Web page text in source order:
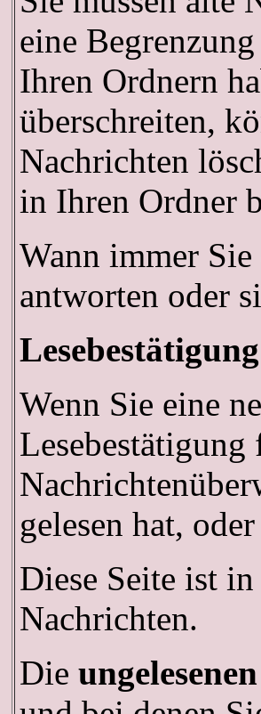
eine
Ihren Ordnern
überschreiten,
Nachrichten
in Ihren Ordner
Wann immer
antworten oder
Lesebestätigung
Wenn Sie eine
gelesen hat,
Diese Seite ist
Nachrichten.
Die